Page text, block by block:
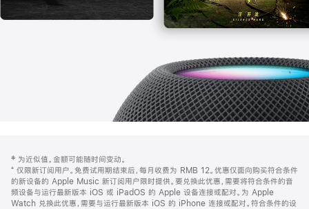
页
页
脚
注
‡ 为近似值。金额可能随时间变动。
⁺ 仅限新订阅用户。免费试用期结束后，每月收费为 RMB 12。优惠仅面向购买符合条件
的新设备的 Apple Music 新订阅用户限时提供。要兑换此优惠，需要将符合条件的音
频设备与运行最新版本 iOS 或 iPadOS 的 Apple 设备连接或配对。为 Apple
Watch 兑换此优惠，需要与运行最新版本 iOS 的 iPhone 连接或配对。符合条件的设